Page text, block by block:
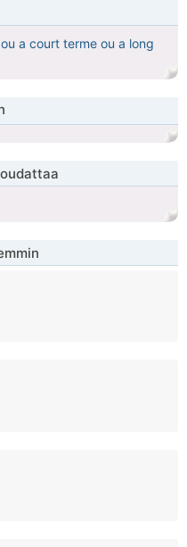
a court terme ou a long